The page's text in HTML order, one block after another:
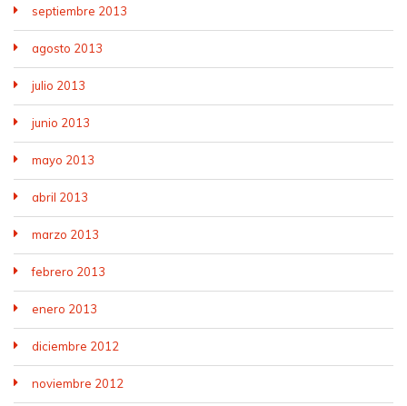
septiembre 2013
agosto 2013
julio 2013
junio 2013
mayo 2013
abril 2013
marzo 2013
febrero 2013
enero 2013
diciembre 2012
noviembre 2012